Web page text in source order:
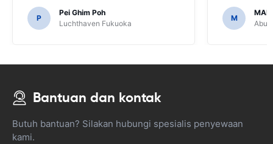
dilengkapi GPS.Akan sangat
mengerikan jika kita memutuskan untuk
membeli GPS karena perlu menavigasi
P
Pei Ghim Poh
Luchthaven Fukuoka
melakukan
teman dan
telah
M
Abu
Bantuan dan kontak
Butuh bantuan? Silakan hubungi spesialis penyewaan
kami.